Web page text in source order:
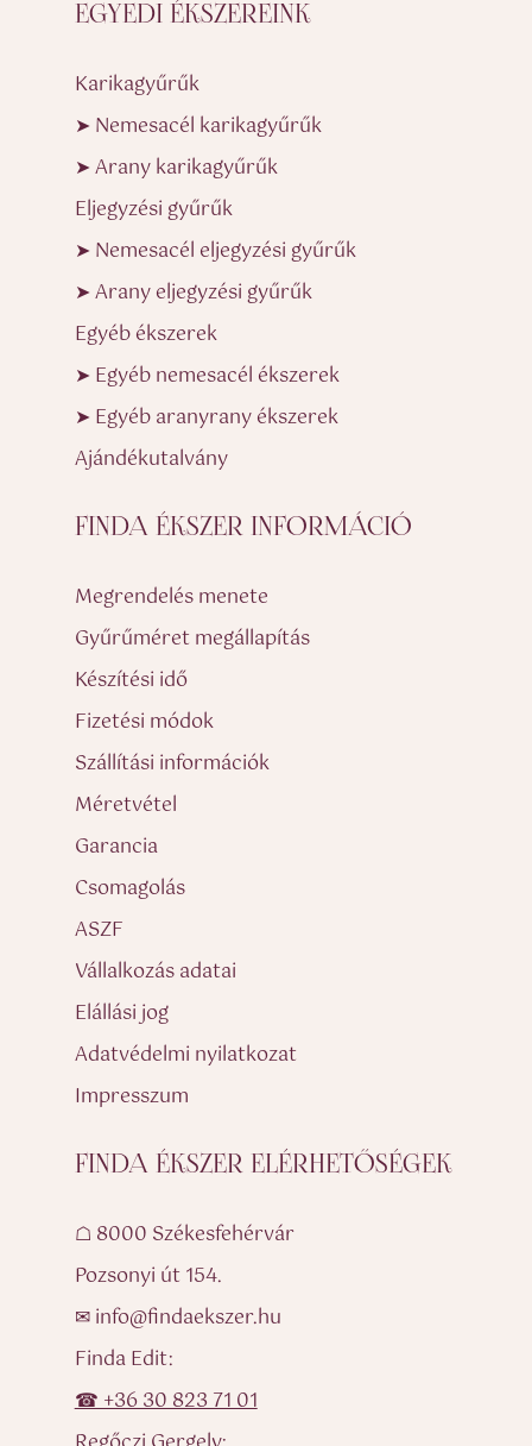
EGYEDI ÉKSZEREINK
Karikagyűrűk
➤ Nemesacél karikagyűrűk
➤ Arany karikagyűrűk
Eljegyzési gyűrűk
➤ Nemesacél eljegyzési gyűrűk
➤ Arany eljegyzési gyűrűk
Egyéb ékszerek
➤ Egyéb nemesacél ékszerek
➤ Egyéb aranyrany ékszerek
Ajándékutalvány
FINDA ÉKSZER INFORMÁCIÓ
Megrendelés menete
Gyűrűméret megállapítás
Készítési idő
Fizetési módok
Szállítási információk
Méretvétel
Garancia
Csomagolás
ASZF
Vállalkozás adatai
Elállási jog
Adatvédelmi nyilatkozat
Impresszum
FINDA ÉKSZER ELÉRHETŐSÉGEK
☖ 8000 Székesfehérvár
Pozsonyi út 154.
✉ info@findaekszer.hu
Finda Edit:
☎ +36 30 823 71 01